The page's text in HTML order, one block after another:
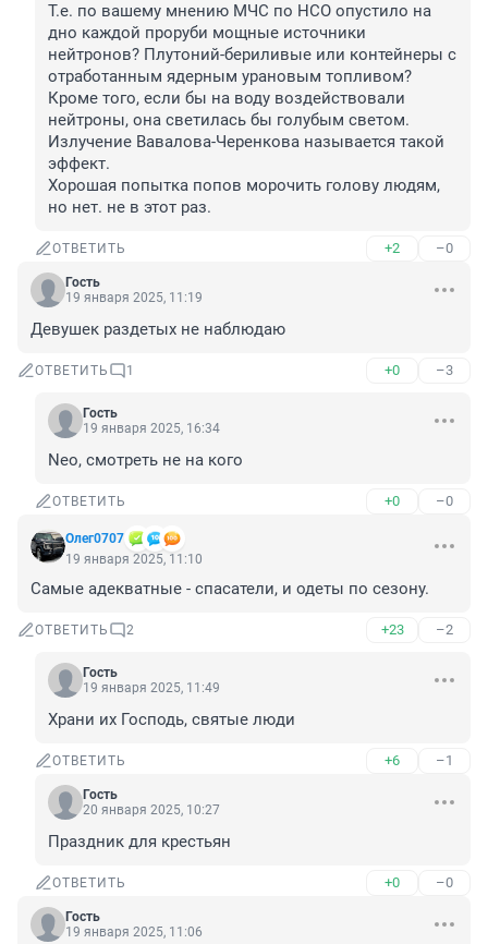
Т.е. по вашему мнению МЧС по НСО опустило на
дно каждой проруби мощные источники
нейтронов? Плутоний-бериливые или контейнеры с
отработанным ядерным урановым топливом?
Кроме того, если бы на воду воздействовали
нейтроны, она светилась бы голубым светом.
Излучение Вавалова-Черенкова называется такой
эффект.
Хорошая попытка попов морочить голову людям,
но нет. не в этот раз.
ОТВЕТИТЬ +2 –0
Гость
19 января 2025, 11:19
Девушек раздетых не наблюдаю
ОТВЕТИТЬ 1 +0 –3
Гость
19 января 2025, 16:34
Neo, смотреть не на кого
ОТВЕТИТЬ +0 –0
Олег0707
19 января 2025, 11:10
Самые адекватные - спасатели, и одеты по сезону.
ОТВЕТИТЬ 2 +23 –2
Гость
19 января 2025, 11:49
Храни их Господь, святые люди
ОТВЕТИТЬ +6 –1
Гость
20 января 2025, 10:27
Праздник для крестьян
ОТВЕТИТЬ +0 –0
Гость
19 января 2025, 11:06